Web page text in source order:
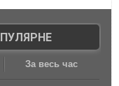
За весь час